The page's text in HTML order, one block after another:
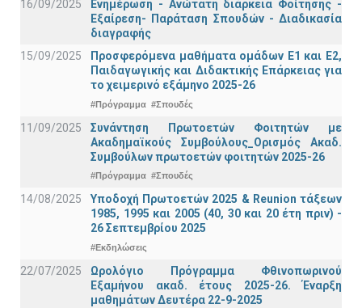
16/09/2025
Ενημέρωση - Ανώτατη διάρκεια Φοίτησης -
Εξαίρεση- Παράταση Σπουδών - Διαδικασία
διαγραφής
15/09/2025
Προσφερόμενα μαθήματα ομάδων Ε1 και Ε2,
Παιδαγωγικής και Διδακτικής Επάρκειας για
το χειμερινό εξάμηνο 2025-26
#Πρόγραμμα #Σπουδές
11/09/2025
Συνάντηση Πρωτοετών Φοιτητών με
Ακαδημαϊκούς Συμβούλους_Ορισμός Ακαδ.
Συμβούλων πρωτοετών φοιτητών 2025-26
#Πρόγραμμα #Σπουδές
14/08/2025
Υποδοχή Πρωτοετών 2025 & Reunion τάξεων
1985, 1995 και 2005 (40, 30 και 20 έτη πριν) -
26 Σεπτεμβρίου 2025
#Εκδηλώσεις
22/07/2025
Ωρολόγιο Πρόγραμμα Φθινοπωρινού
Εξαμήνου ακαδ. έτους 2025-26. Έναρξη
μαθημάτων Δευτέρα 22-9-2025